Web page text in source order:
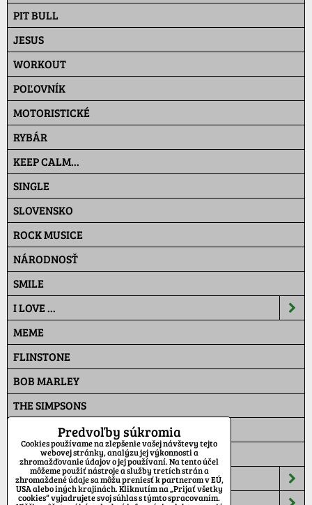
PIT BULL
JESUS
WORKOUT
POĽOVNÍK
MOTORISTICKÉ
RYBÁR
KEEP CALM...
SINGLE
SLOVENSKO
ROCK MUSICE
NÁRODNOSŤ
SMILE
I LOVE ...
MEME
FLINSTONE
BOB MARLEY
THE SIMPSONS
PAT A MAT
MASKÁČ
ŠILTOVKY
Predvoľby súkromia
Cookies používame na zlepšenie vašej návštevy tejto
webovej stránky, analýzu jej výkonnosti a
zhromažďovanie údajov o jej používaní. Na tento účel
môžeme použiť nástroje a služby tretích strán a
zhromaždené údaje sa môžu preniesť k partnerom v EÚ,
USA alebo iných krajinách. Kliknutím na „Prijať všetky
cookies“ vyjadrujete svoj súhlas s týmto spracovaním.